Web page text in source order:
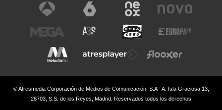
© Atresmedia Corporación de Medios de Comunicación, S.A - A. Isla Graciosa 13,
28703, S.S. de los Reyes, Madrid. Reservados todos los derechos